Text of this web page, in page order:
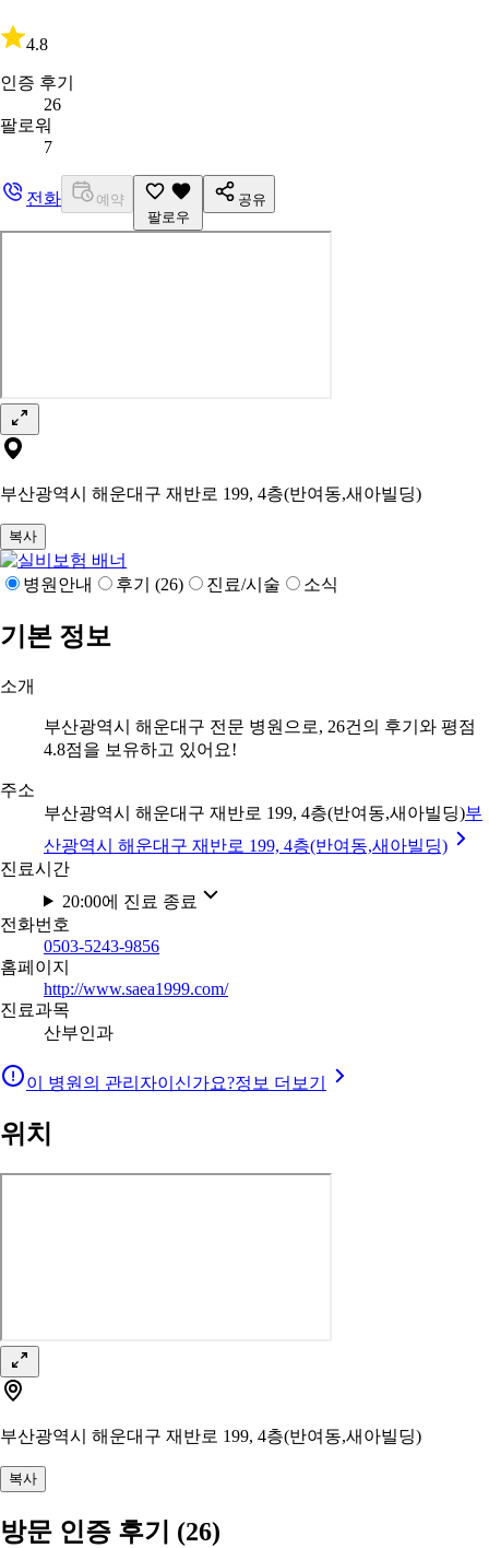
4.8
인증 후기
26
팔로워
7
전화
예약
팔로우
공유
부산광역시 해운대구 재반로 199, 4층(반여동,새아빌딩)
복사
병원안내 후기 (26) 진료/시술 소식
기본 정보
소개
부산광역시 해운대구 전문 병원으로, 26건의 후기와 평점
4.8점을 보유하고 있어요!
주소
부산광역시 해운대구 재반로 199, 4층(반여동,새아빌딩)부
산광역시 해운대구 재반로 199, 4층(반여동,새아빌딩)
진료시간
20:00에 진료 종료
전화번호
0503-5243-9856
홈페이지
http://www.saea1999.com/
진료과목
산부인과
이 병원의 관리자이신가요?정보 더보기
위치
부산광역시 해운대구 재반로 199, 4층(반여동,새아빌딩)
복사
방문 인증 후기 (26)